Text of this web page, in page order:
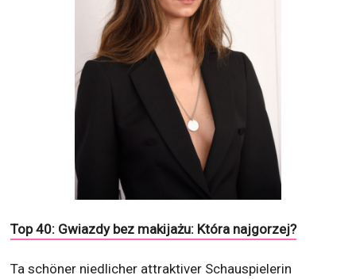
Top 40: Gwiazdy bez makijażu: Która najgorzej?
Ta schöner niedlicher attraktiver Schauspielerin